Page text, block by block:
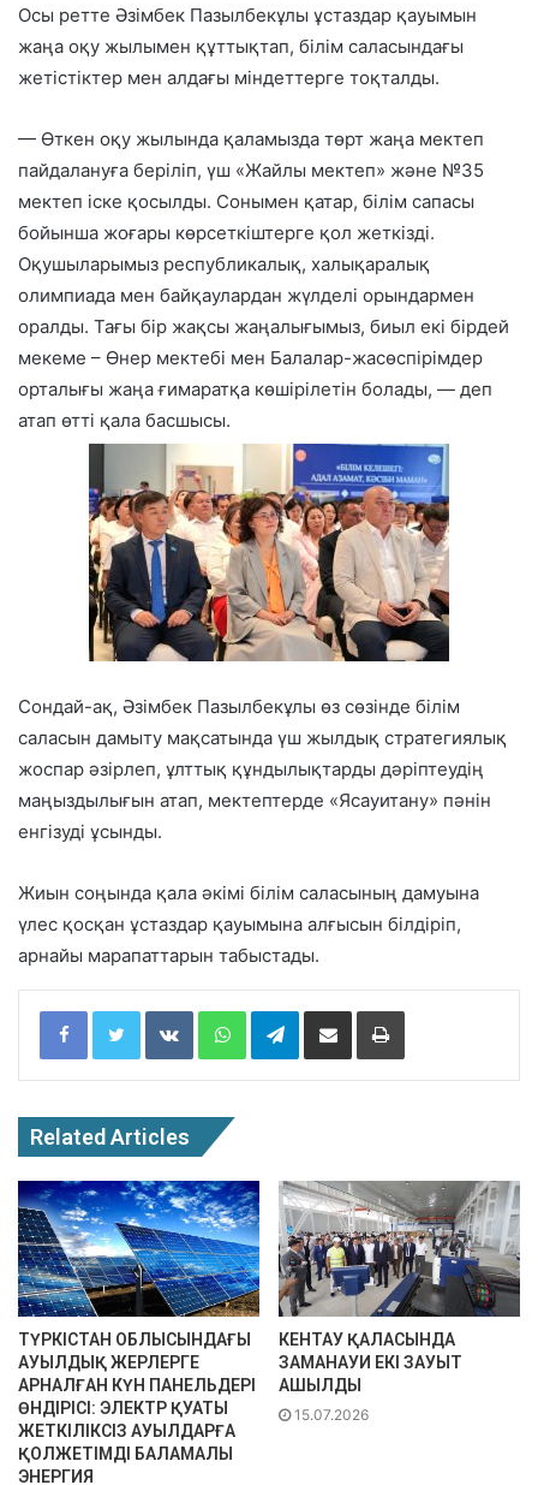
Осы ретте Әзімбек Пазылбекұлы ұстаздар қауымын
жаңа оқу жылымен құттықтап, білім саласындағы
жетістіктер мен алдағы міндеттерге тоқталды.
— Өткен оқу жылында қаламызда төрт жаңа мектеп
пайдалануға беріліп, үш «Жайлы мектеп» және №35
мектеп іске қосылды. Сонымен қатар, білім сапасы
бойынша жоғары көрсеткіштерге қол жеткізді.
Оқушыларымыз республикалық, халықаралық
олимпиада мен байқаулардан жүлделі орындармен
оралды. Тағы бір жақсы жаңалығымыз, биыл екі бірдей
мекеме – Өнер мектебі мен Балалар-жасөспірімдер
орталығы жаңа ғимаратқа көшірілетін болады, — деп
атап өтті қала басшысы.
Сондай-ақ, Әзімбек Пазылбекұлы өз сөзінде білім
саласын дамыту мақсатында үш жылдық стратегиялық
жоспар әзірлеп, ұлттық құндылықтарды дәріптеудің
маңыздылығын атап, мектептерде «Ясауитану» пәнін
енгізуді ұсынды.
Жиын соңында қала әкімі білім саласының дамуына
үлес қосқан ұстаздар қауымына алғысын білдіріп,
арнайы марапаттарын табыстады.
Facebook Twitter VKontakte WhatsApp Telegram
Related Articles
ТҮРКІСТАН ОБЛЫСЫНДАҒЫ
АУЫЛДЫҚ ЖЕРЛЕРГЕ
АРНАЛҒАН КҮН ПАНЕЛЬДЕРІ
ӨНДІРІСІ: ЭЛЕКТР ҚУАТЫ
ЖЕТКІЛІКСІЗ АУЫЛДАРҒА
ҚОЛЖЕТІМДІ БАЛАМАЛЫ
ЭНЕРГИЯ
КЕНТАУ ҚАЛАСЫНДА
ЗАМАНАУИ ЕКІ ЗАУЫТ
АШЫЛДЫ
15.07.2026